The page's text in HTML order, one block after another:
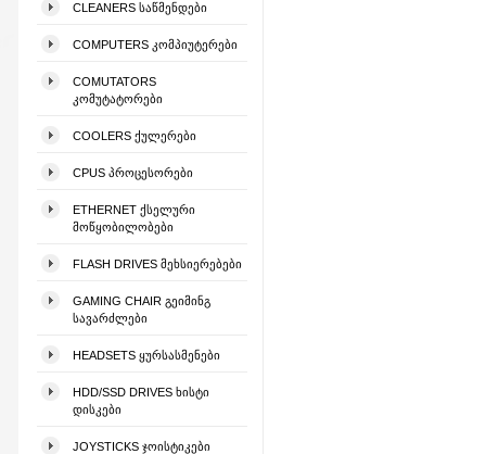
CLEANERS ᲡᲐᲬᲛᲔᲜᲓᲔᲑᲘ
COMPUTERS ᲙᲝᲛᲞᲘᲣᲢᲔᲠᲔᲑᲘ
COMUTATORS
ᲙᲝᲛᲣᲢᲐᲢᲝᲠᲔᲑᲘ
COOLERS ᲥᲣᲚᲔᲠᲔᲑᲘ
CPUS ᲞᲠᲝᲪᲔᲡᲝᲠᲔᲑᲘ
ETHERNET ᲥᲡᲔᲚᲣᲠᲘ
ᲛᲝᲬᲧᲝᲑᲘᲚᲝᲑᲔᲑᲘ
FLASH DRIVES ᲛᲔᲮᲡᲘᲔᲠᲔᲑᲔᲑᲘ
GAMING CHAIR ᲒᲔᲘᲛᲘᲜᲒ
ᲡᲐᲕᲐᲠᲫᲚᲔᲑᲘ
HEADSETS ᲧᲣᲠᲡᲐᲡᲛᲔᲜᲔᲑᲘ
HDD/SSD DRIVES ᲮᲘᲡᲢᲘ
ᲓᲘᲡᲙᲔᲑᲘ
JOYSTICKS ᲯᲝᲘᲡᲢᲘᲙᲔᲑᲘ